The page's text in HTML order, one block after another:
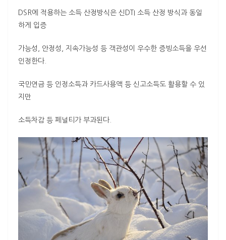
DSR에 적용하는 소득 산정방식은 신DTI 소득 산정 방식과 동일
하게 입증
가능성, 안정성, 지속가능성 등 객관성이 우수한 증빙소득을 우선
인정한다.
국민연금 등 인정소득과 카드사용액 등 신고소득도 활용할 수 있
지만
소득차감 등 페널티가 부과된다.